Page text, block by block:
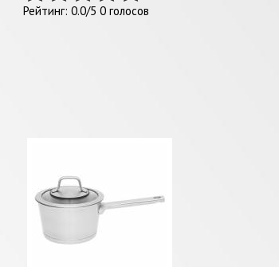
Рейтинг: 0.0/5 0 голосов